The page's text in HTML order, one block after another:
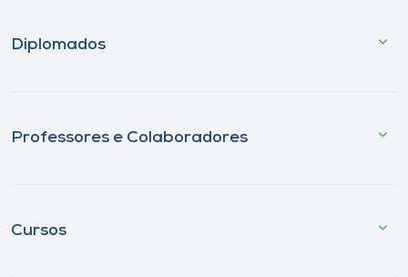
Diplomados
Professores e Colaboradores
Cursos